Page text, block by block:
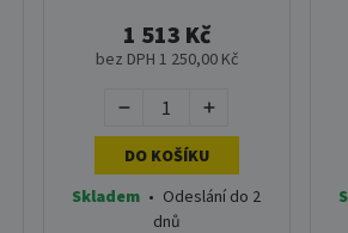
1 513 Kč
bez DPH 1 250,00 Kč
DO KOŠÍKU
Skladem • Odeslání do 2
dnů